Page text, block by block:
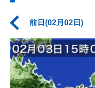
前日(02月02日)